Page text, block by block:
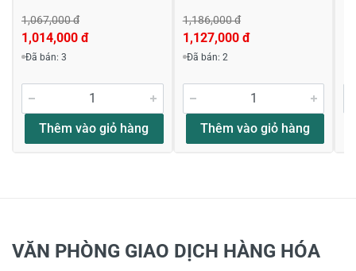
1,067,000 đ
1,014,000 đ
Đã bán: 3
Thêm vào giỏ hàng
1,186,000 đ
1,127,000 đ
Đã bán: 2
Thêm vào giỏ hàng
VĂN PHÒNG GIAO DỊCH HÀNG HÓA